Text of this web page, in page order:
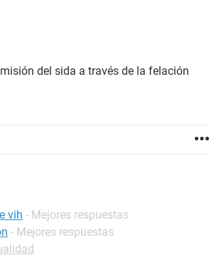
del sida a través de la felación
vih - Mejores respuestas
- Mejores respuestas